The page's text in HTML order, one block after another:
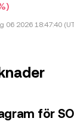
06 2026 18:47:40
för